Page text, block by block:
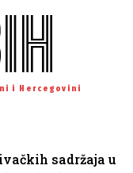
i Hercegovini
sadržaja u